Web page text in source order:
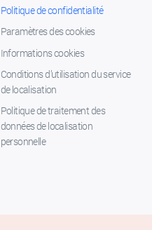
Politique de confidentialité
Paramètres des cookies
Informations cookies
Conditions d’utilisation du service
de localisation
Politique de traitement des
données de localisation
personnelle